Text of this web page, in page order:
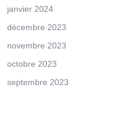
janvier 2024
décembre 2023
novembre 2023
octobre 2023
septembre 2023